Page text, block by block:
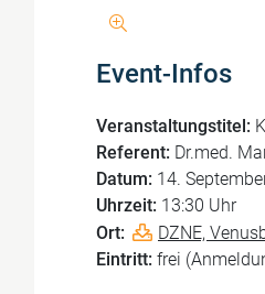
Event-Infos
Veranstaltungstitel:
Referent: Dr.med.
Datum: 14.
Uhrzeit: 13:30 Uhr
Ort:
DZNE,
Eintritt: frei